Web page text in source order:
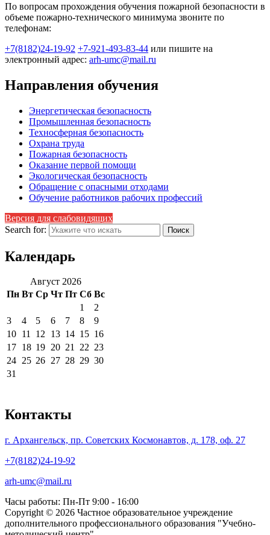
По вопросам прохождения обучения пожарной безопасности в
объеме пожарно-технического минимума звоните по
телефонам:
+7(8182)24-19-92 +7-921-493-83-44 или пишите на
электронный адрес: arh-umc@mail.ru
Направления обучения
Энергетическая безопасность
Промышленная безопасность
Техносферная безопасность
Охрана труда
Пожарная безопасность
Оказание первой помощи
Экологическая безопасность
Обращение с опасными отходами
Обучение работников рабочих профессий
Версия для слабовидящих
Search for:
Календарь
Август 2026
Пн Вт Ср Чт Пт Сб Вс
1
2
3
4 5 6 7 8
9
10 11 12 13 14 15 16
17 18 19 20 21 22 23
24 25 26 27 28 29 30
31
Контакты
г. Архангельск, пр. Советских Космонавтов, д. 178, оф. 27
+7(8182)24-19-92
arh-umc@mail.ru
Часы работы: Пн-Пт 9:00 - 16:00
Copyright © 2026 Частное образовательное учреждение
дополнительного профессионального образования "Учебно-